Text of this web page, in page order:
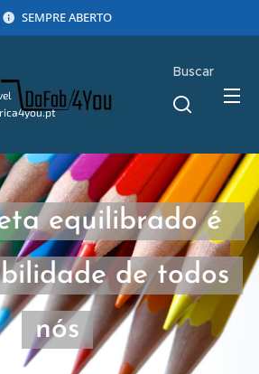
SEMPRE ABERTO
Buscar
equilibrado é
de todos
nós